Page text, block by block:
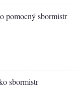
pomocný sbormistr
sbormistr